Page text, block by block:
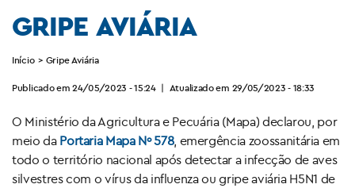
GRIPE AVIÁRIA
Início > Gripe Aviária
Publicado em 24/05/2023 - 15:24 | Atualizado em 29/05/2023 - 18:33
O Ministério da Agricultura e Pecuária (Mapa) declarou, por
meio da Portaria Mapa Nº 578, emergência zoossanitária em
todo o território nacional após detectar a infecção de aves
silvestres com o vírus da influenza ou gripe aviária H5N1 de